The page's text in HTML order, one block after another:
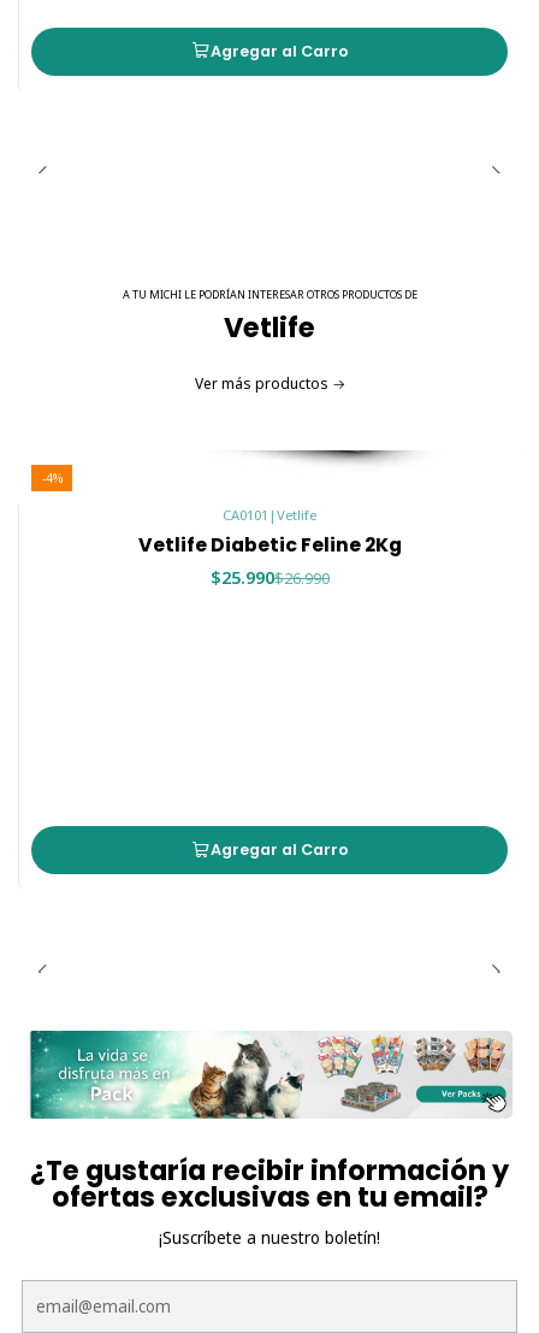
Agregar al Carro
A TU MICHI LE PODRÍAN INTERESAR OTROS PRODUCTOS DE
Vetlife
Ver más productos
-4%
CA0101 | Vetlife
Vetlife Diabetic Feline 2Kg
$25.990$26.990
Agregar al Carro
¿Te gustaría recibir información y
ofertas exclusivas en tu email?
¡Suscríbete a nuestro boletín!